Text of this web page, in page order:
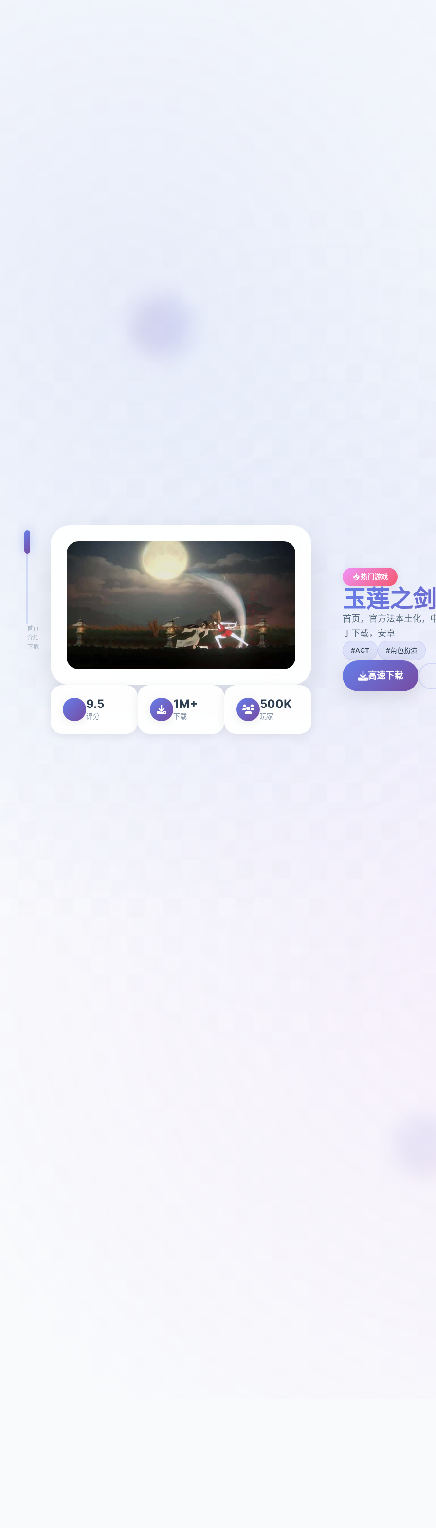
首页
介绍
下载
9.5
评分
1M+
下载
500K
玩家
📥 热门游戏
玉莲之剑
首页，官方法本土化，
丁下载，安卓
#ACT #角色扮演
高速下载